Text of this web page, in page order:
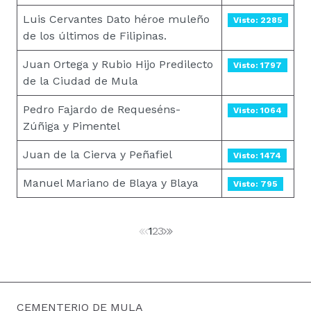
Luis Cervantes Dato héroe muleño
de los últimos de Filipinas.
Visto: 2285
Juan Ortega y Rubio Hijo Predilecto
de la Ciudad de Mula
Visto: 1797
Pedro Fajardo de Requeséns-
Zúñiga y Pimentel
Visto: 1064
Juan de la Cierva y Peñafiel Visto: 1474
Manuel Mariano de Blaya y Blaya Visto: 795
123
CEMENTERIO DE MULA